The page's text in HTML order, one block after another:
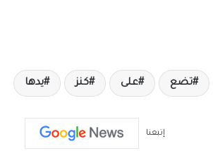
تضع على كنز يدها
إتبعنا